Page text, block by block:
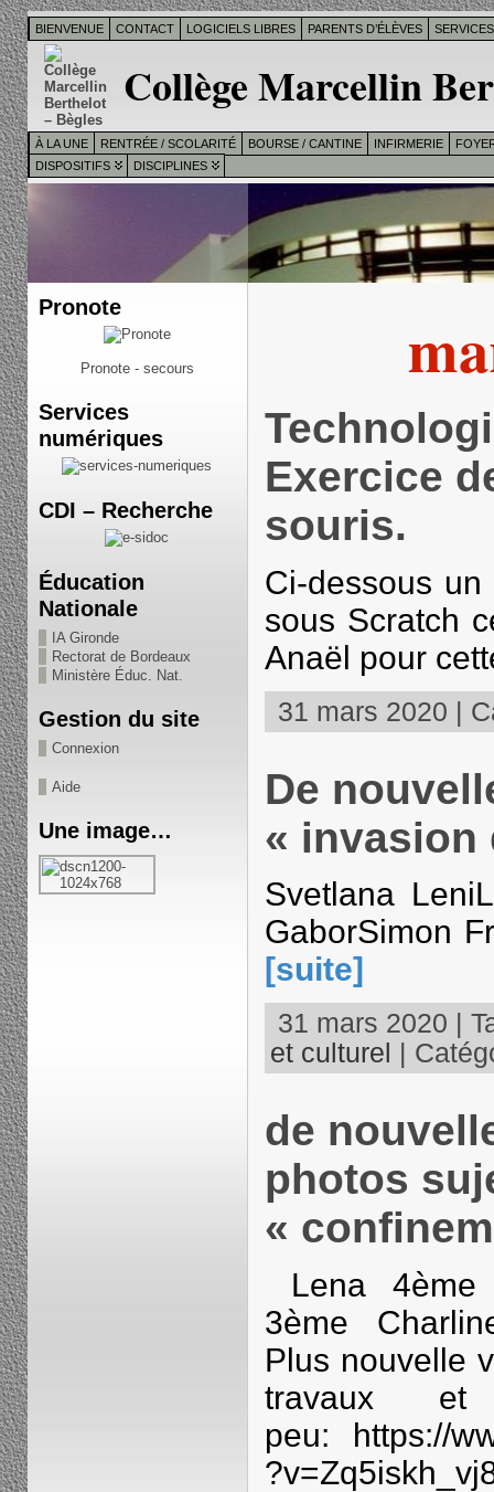
BIENVENUE CONTACT LOGICIELS LIBRES PARENTS D’ÉLÈVES
Collège Marcellin
À LA UNE RENTRÉE / SCOLARITÉ BOURSE / CANTINE INFIRMERIE
DISPOSITIFS
DISCIPLINES
Pronote
Pronote - secours
Services
numériques
CDI – Recherche
Éducation
Nationale
IA Gironde
Rectorat de Bordeaux
Ministère Éduc. Nat.
Gestion du site
Connexion
Aide
Une image…
Exercice
souris.
Ci-dessous un
sous Scratch
Anaël pour
31 mars 2020 |
De
« invasion
Svetlana
GaborSimon
[suite]
31 mars 2020 |
et culturel |
de
photos
«
Lena 4ème
3ème
Plus nouvelle
travaux
peu: https://